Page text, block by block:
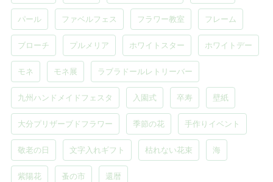
パール ファベルフェス フラワー教室 フレーム
ブローチ プルメリア ホワイトスター ホワイトデー
モネ モネ展 ラブラドールレトリーバー
九州ハンドメイドフェスタ 入園式 卒寿 壁紙
大分プリザーブドフラワー 季節の花 手作りイベント
敬老の日 文字入れギフト 枯れない花束 海
紫陽花 蚤の市 還暦